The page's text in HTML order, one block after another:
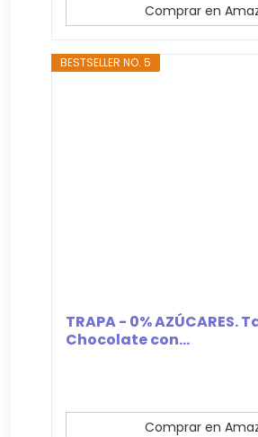
Comprar en
BESTSELLER NO. 5
TRAPA - 0% AZÚCARES.
Chocolate con...
Comprar en